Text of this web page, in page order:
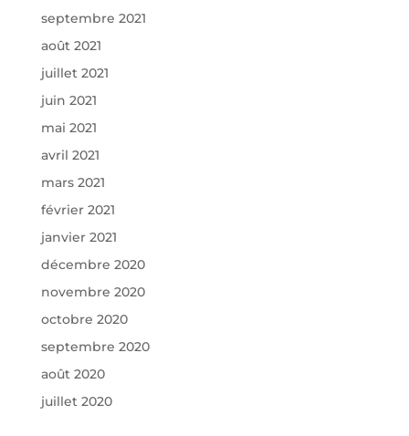
septembre 2021
août 2021
juillet 2021
juin 2021
mai 2021
avril 2021
mars 2021
février 2021
janvier 2021
décembre 2020
novembre 2020
octobre 2020
septembre 2020
août 2020
juillet 2020